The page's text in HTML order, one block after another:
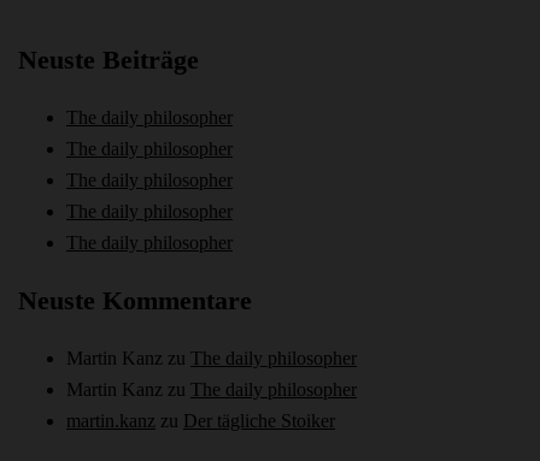
Neuste Beiträge
The daily philosopher
The daily philosopher
The daily philosopher
The daily philosopher
The daily philosopher
Neuste Kommentare
Martin Kanz zu The daily philosopher
Martin Kanz zu The daily philosopher
martin.kanz zu Der tägliche Stoiker